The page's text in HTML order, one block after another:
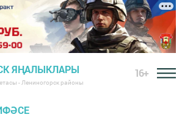
ЯҢАЛЫКЛАРЫ
- Лениногорск районы
16+